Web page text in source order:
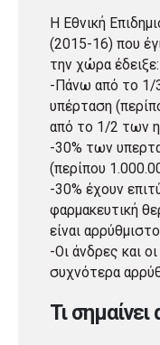
Η Εθνική
(2015-16) που
την χώρα έδειξε:
-Πάνω από το 1/
υπέρταση
από το 1/2 των
-30% των
(περίπου
-30% έχουν
φαρμακευτική
είναι
-Οι άνδρες και
συχνότερα
Τι